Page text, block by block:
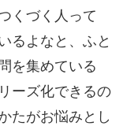
くづく人って
るよなと、ふと
を集めている
ーズ化できるの
たがお悩みとし